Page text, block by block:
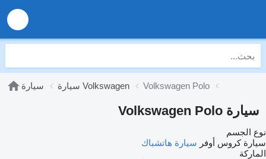
سيارة سيارة Volkswagen Volkswagen Polo
سيارة Volkswagen Polo
نوع الجسم
سيارة كروس أوفر سيارة هاتشباك
الماركة